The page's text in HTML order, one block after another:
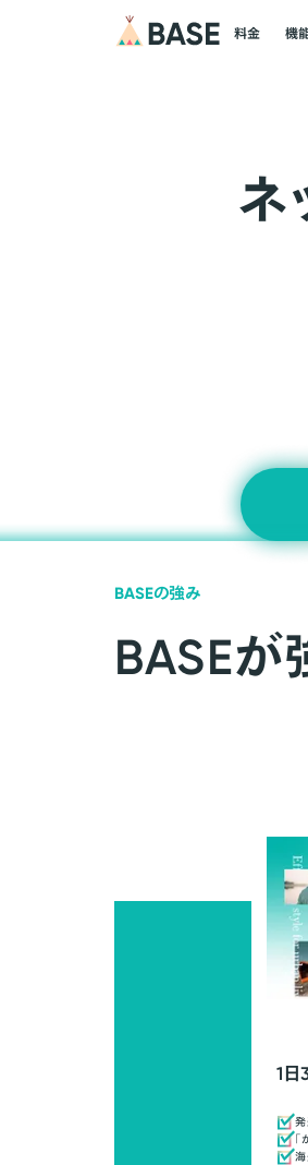
料金 機
ネ
BASEの強み
BASEが
1
発
海